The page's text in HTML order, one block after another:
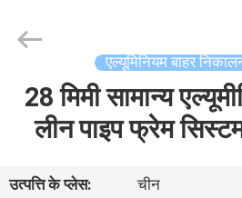
घर
Rights
एल्यूमिनियम बाहर
28 मिमी सामान्य
लीन पाइप फ्रेम
उत्पत्ति के प्लेस:
चीन